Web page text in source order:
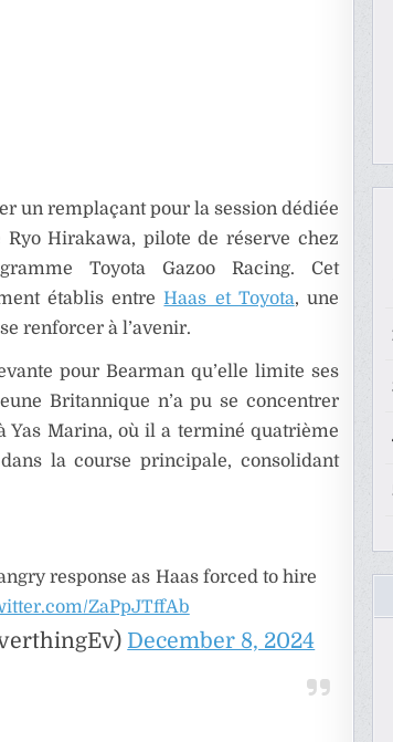
un remplaçant pour la session dédiée
Hirakawa, pilote de réserve chez
Toyota Gazoo Racing. Cet
établis entreHaas et Toyota, une
renforcer à l’avenir.
pour Bearman qu’elle limite ses
Britannique n’a pu se concentrer
Yas Marina, où il a terminé quatrième
la course principale, consolidant
response as Haas forced to hire
ZaPpJTffAb
December 8, 2024